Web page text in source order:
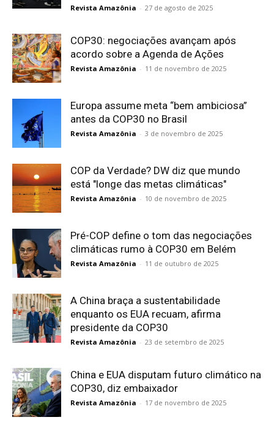
Revista Amazônia - 27 de agosto de 2025
COP30: negociações avançam após
acordo sobre a Agenda de Ações
Revista Amazônia - 11 de novembro de 2025
Europa assume meta “bem ambiciosa”
antes da COP30 no Brasil
Revista Amazônia - 3 de novembro de 2025
COP da Verdade? DW diz que mundo
está "longe das metas climáticas"
Revista Amazônia - 10 de novembro de 2025
Pré-COP define o tom das negociações
climáticas rumo à COP30 em Belém
Revista Amazônia - 11 de outubro de 2025
A China braça a sustentabilidade
enquanto os EUA recuam, afirma
presidente da COP30
Revista Amazônia - 23 de setembro de 2025
China e EUA disputam futuro climático na
COP30, diz embaixador
Revista Amazônia - 17 de novembro de 2025